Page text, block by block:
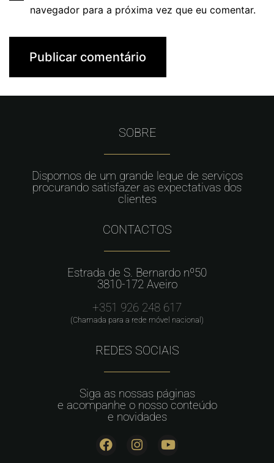
navegador para a próxima vez que eu comentar.
SOBRE
Dispomos de um grande leque de serviços
procurando satisfazer as expectativas dos
clientes
CONTACTOS
Estrada de S. Bernardo nº50
3810-172 Aveiro
+351 926 248 617
(Chamada para a rede móvel nacional)
REDES SOCIAIS
Siga as nossas páginas
e acompanhe o nosso conteúdo
e novidades